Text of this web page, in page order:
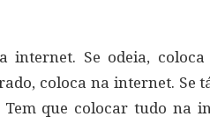
internet. Se odeia,
coloca na internet. Se
que colocar tudo na